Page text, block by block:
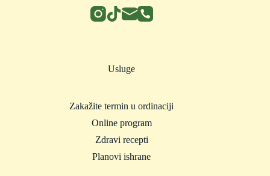
Usluge
Zakažite termin u ordinaciji
Online program
Zdravi recepti
Planovi ishrane